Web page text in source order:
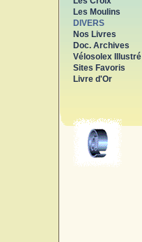
Les Moulins
DIVERS
Nos Livres
Doc. Archives
Vélosolex Illustré
Sites Favoris
Livre d'Or